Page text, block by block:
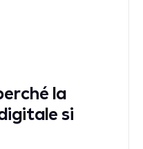
la
si